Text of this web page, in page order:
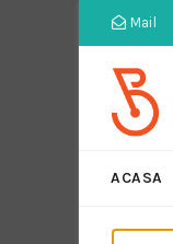
Mail
ACASA